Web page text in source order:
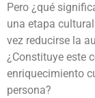
Pero ¿qué
una etapa
vez reducirse la
¿Constituye este
enriquecimiento
persona?